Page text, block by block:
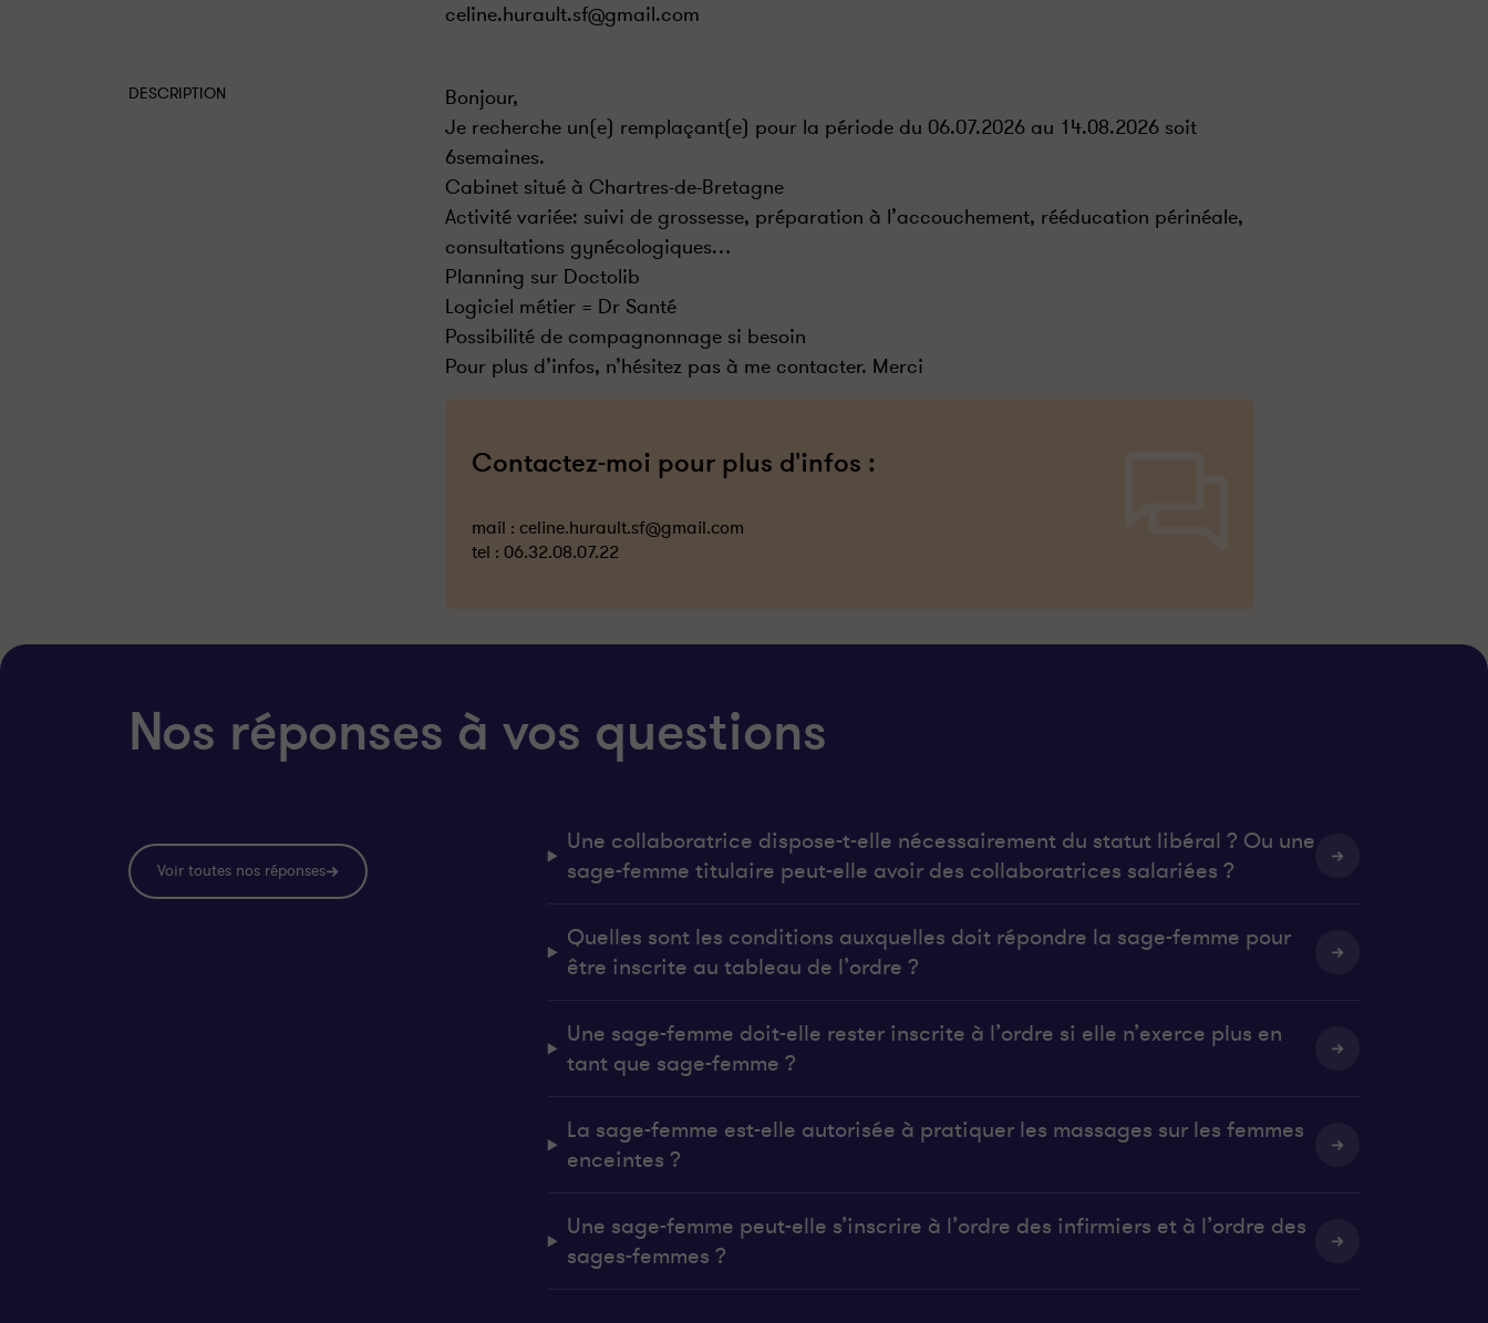
celine.hurault.sf@gmail.com
DESCRIPTION
Bonjour,
Je recherche un(e) remplaçant(e) pour la période du 06.07.2026 au 14.08.2026 soit
6semaines.
Cabinet situé à Chartres-de-Bretagne
Activité variée: suivi de grossesse, préparation à l’accouchement, rééducation périnéale,
consultations gynécologiques…
Planning sur Doctolib
Logiciel métier = Dr Santé
Possibilité de compagnonnage si besoin
Pour plus d’infos, n’hésitez pas à me contacter. Merci
Contactez-moi pour plus d'infos :
mail : celine.hurault.sf@gmail.com
tel : 06.32.08.07.22
Nos réponses à vos questions
Voir toutes nos réponses
Une collaboratrice dispose-t-elle nécessairement du statut libéral ? Ou une
sage-femme titulaire peut-elle avoir des collaboratrices salariées ?
Quelles sont les conditions auxquelles doit répondre la sage-femme pour
être inscrite au tableau de l’ordre ?
Une sage-femme doit-elle rester inscrite à l’ordre si elle n’exerce plus en
tant que sage-femme ?
La sage-femme est-elle autorisée à pratiquer les massages sur les femmes
enceintes ?
Une sage-femme peut-elle s’inscrire à l’ordre des infirmiers et à l’ordre des
sages-femmes ?